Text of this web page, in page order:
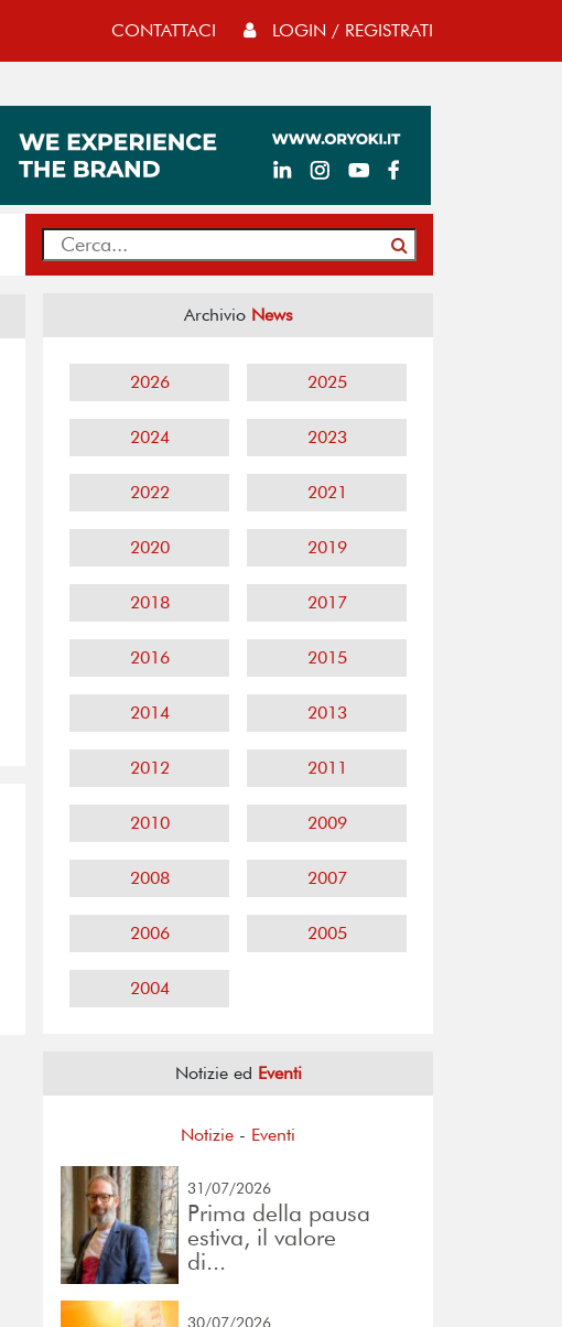
CONTATTACI LOGIN / REGISTRATI
Archivio News
2026 2025
2024 2023
2022 2021
2020 2019
2018 2017
2016 2015
2014 2013
2012 2011
2010 2009
2008 2007
2006 2005
2004
Notizie ed Eventi
Notizie - Eventi
31/07/2026
Prima della pausa
estiva, il valore
di...
30/07/2026